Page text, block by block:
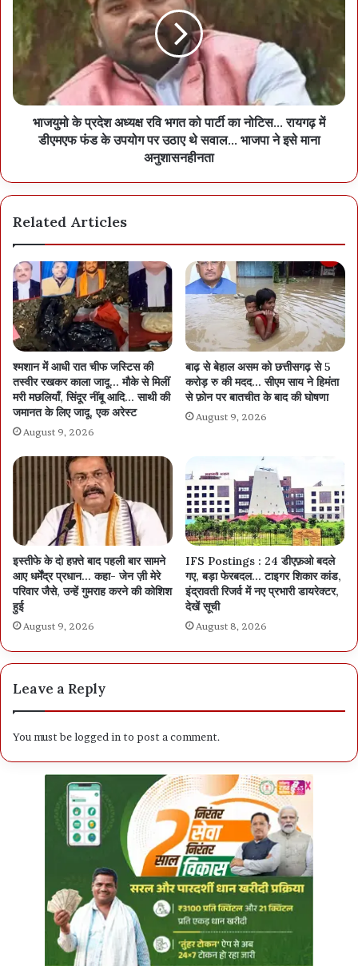
भाजयुमो के प्रदेश अध्यक्ष रवि भगत को पार्टी का नोटिस... रायगढ़ में
डीएमएफ फंड के उपयोग पर उठाए थे सवाल... भाजपा ने इसे माना
अनुशासनहीनता
Related Articles
श्मशान में आधी रात चीफ जस्टिस की
तस्वीर रखकर काला जादू… मौके से मिलीं
मरी मछलियाँ, सिंदूर नींबू आदि… साथी की
जमानत के लिए जादू, एक अरेस्ट
August 9, 2026
बाढ़ से बेहाल असम को छत्तीसगढ़ से 5
करोड़ रु की मदद… सीएम साय ने हिमंता
से फ़ोन पर बातचीत के बाद की घोषणा
August 9, 2026
इस्तीफे के दो हफ़्ते बाद पहली बार सामने
आए धर्मेंद्र प्रधान… कहा- जेन ज़ी मेरे
परिवार जैसे, उन्हें गुमराह करने की कोशिश
हुई
August 9, 2026
IFS Postings : 24 डीएफ़ओ बदले
गए, बड़ा फेरबदल… टाइगर शिकार कांड,
इंद्रावती रिजर्व में नए प्रभारी डायरेक्टर,
देखें सूची
August 8, 2026
Leave a Reply
You must belogged into post a comment.